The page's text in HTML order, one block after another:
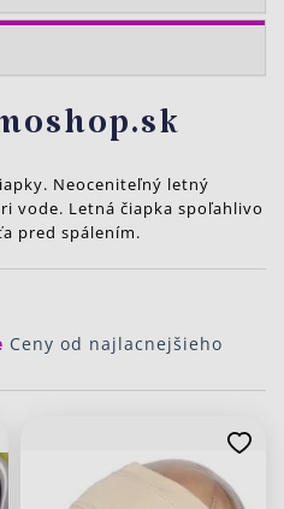
Neoceniteľný letný
vode. Letná čiapka spoľahlivo
pred spálením.
Ceny od najlacnejšieho